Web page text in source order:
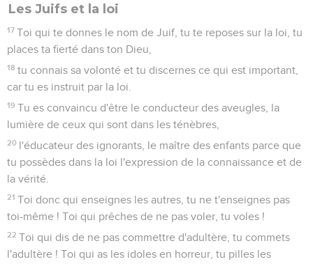
Les Juifs et la loi
17 Toi qui te donnes le nom de Juif, tu te reposes sur la loi, tu
places ta fierté dans ton Dieu,
18 tu connais sa volonté et tu discernes ce qui est important,
car tu es instruit par la loi.
19 Tu es convaincu d'être le conducteur des aveugles, la
lumière de ceux qui sont dans les ténèbres,
20 l'éducateur des ignorants, le maître des enfants parce que
tu possèdes dans la loi l'expression de la connaissance et de
la vérité.
21 Toi donc qui enseignes les autres, tu ne t'enseignes pas
toi-même ! Toi qui prêches de ne pas voler, tu voles !
22 Toi qui dis de ne pas commettre d'adultère, tu commets
l'adultère ! Toi qui as les idoles en horreur, tu pilles les